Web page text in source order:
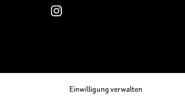
Einwilligung verwalten
Instagram